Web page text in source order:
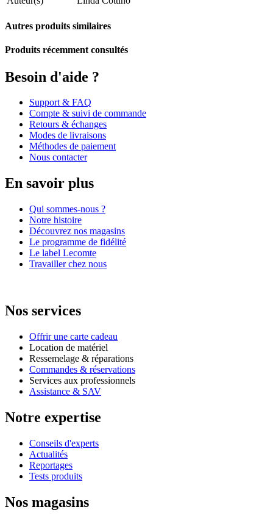
Autres produits similaires
Produits récemment consultés
Besoin d'aide ?
Support & FAQ
Compte & suivi de commande
Retours & échanges
Modes de livraisons
Méthodes de paiement
Nous contacter
En savoir plus
Qui sommes-nous ?
Notre histoire
Découvrez nos magasins
Le programme de fidélité
Le label Lecomte
Travailler chez nous
Nos services
Offrir une carte cadeau
Location de matériel
Ressemelage & réparations
Commandes & réservations
Services aux professionnels
Assistance & SAV
Notre expertise
Conseils d'experts
Actualités
Reportages
Tests produits
Nos magasins